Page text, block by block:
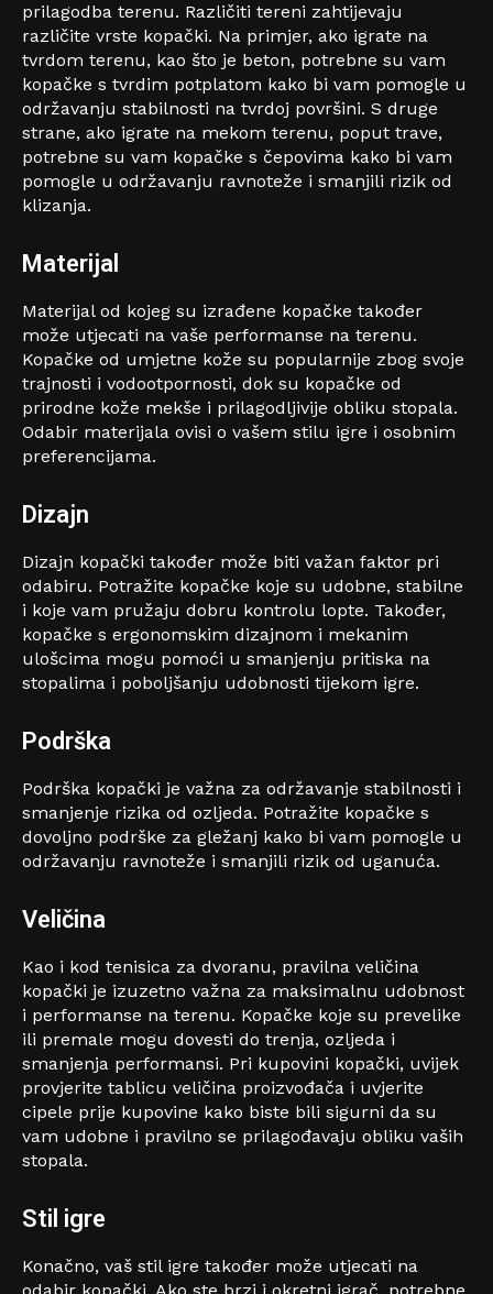
prilagodba terenu. Različiti tereni zahtijevaju
različite vrste kopački. Na primjer, ako igrate na
tvrdom terenu, kao što je beton, potrebne su vam
kopačke s tvrdim potplatom kako bi vam pomogle u
održavanju stabilnosti na tvrdoj površini. S druge
strane, ako igrate na mekom terenu, poput trave,
potrebne su vam kopačke s čepovima kako bi vam
pomogle u održavanju ravnoteže i smanjili rizik od
klizanja.
Materijal
Materijal od kojeg su izrađene kopačke također
može utjecati na vaše performanse na terenu.
Kopačke od umjetne kože su popularnije zbog svoje
trajnosti i vodootpornosti, dok su kopačke od
prirodne kože mekše i prilagodljivije obliku stopala.
Odabir materijala ovisi o vašem stilu igre i osobnim
preferencijama.
Dizajn
Dizajn kopački također može biti važan faktor pri
odabiru. Potražite kopačke koje su udobne, stabilne
i koje vam pružaju dobru kontrolu lopte. Također,
kopačke s ergonomskim dizajnom i mekanim
ulošcima mogu pomoći u smanjenju pritiska na
stopalima i poboljšanju udobnosti tijekom igre.
Podrška
Podrška kopački je važna za održavanje stabilnosti i
smanjenje rizika od ozljeda. Potražite kopačke s
dovoljno podrške za gležanj kako bi vam pomogle u
održavanju ravnoteže i smanjili rizik od uganuća.
Veličina
Kao i kod tenisica za dvoranu, pravilna veličina
kopački je izuzetno važna za maksimalnu udobnost
i performanse na terenu. Kopačke koje su prevelike
ili premale mogu dovesti do trenja, ozljeda i
smanjenja performansi. Pri kupovini kopački, uvijek
provjerite tablicu veličina proizvođača i uvjerite
cipele prije kupovine kako biste bili sigurni da su
vam udobne i pravilno se prilagođavaju obliku vaših
stopala.
Stil igre
Konačno, vaš stil igre također može utjecati na